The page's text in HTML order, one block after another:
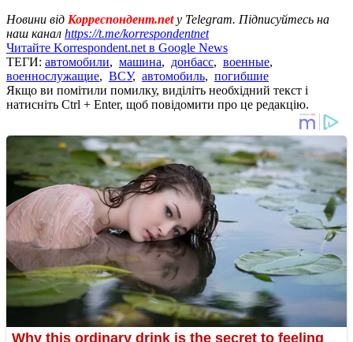
Новини від Корреспондент.netу Telegram. Підписуйтесь на
наш канал https://t.me/korrespondentnet
Читайте Korrespondent.net в Google News
ТЕГИ: автомобили, машина, донбасс, военные,
военнослужащие, ВСУ, автомобиль, погибшие
Якщо ви помітили помилку, виділіть необхідний текст і
натисніть Ctrl + Enter, щоб повідомити про це редакцію.